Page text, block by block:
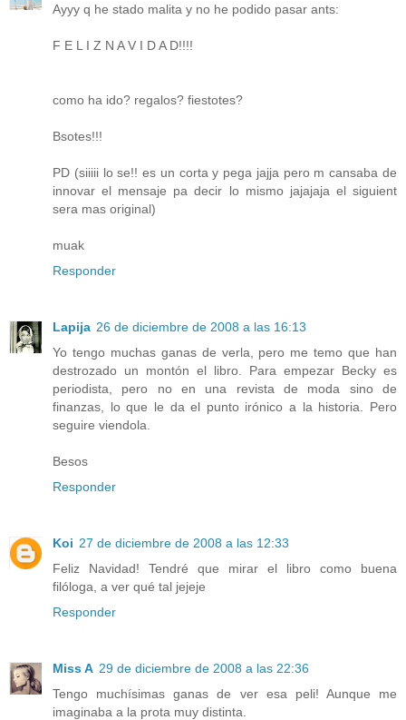
Ayyy q he stado malita y no he podido pasar ants:
F E L I Z N A V I D A D!!!!
como ha ido? regalos? fiestotes?
Bsotes!!!
PD (siiiii lo se!! es un corta y pega jajja pero m cansaba de
innovar el mensaje pa decir lo mismo jajajaja el siguient
sera mas original)
muak
Responder
Lapija 26 de diciembre de 2008 a las 16:13
Yo tengo muchas ganas de verla, pero me temo que han
destrozado un montón el libro. Para empezar Becky es
periodista, pero no en una revista de moda sino de
finanzas, lo que le da el punto irónico a la historia. Pero
seguire viendola.
Besos
Responder
Koi 27 de diciembre de 2008 a las 12:33
Feliz Navidad! Tendré que mirar el libro como buena
filóloga, a ver qué tal jejeje
Responder
Miss A 29 de diciembre de 2008 a las 22:36
Tengo muchísimas ganas de ver esa peli! Aunque me
imaginaba a la prota muy distinta.